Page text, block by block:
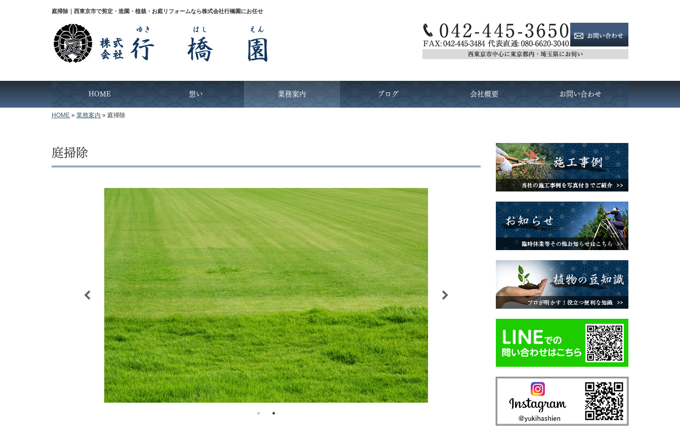
庭掃除｜西東京市で剪定・造園・植栽・お庭リフォームなら株式会社行橋園にお任せ
HOME 想い 業務案内 ブログ 会社概要 お問い合わせ
HOME » 業務案内 » 庭掃除
庭掃除